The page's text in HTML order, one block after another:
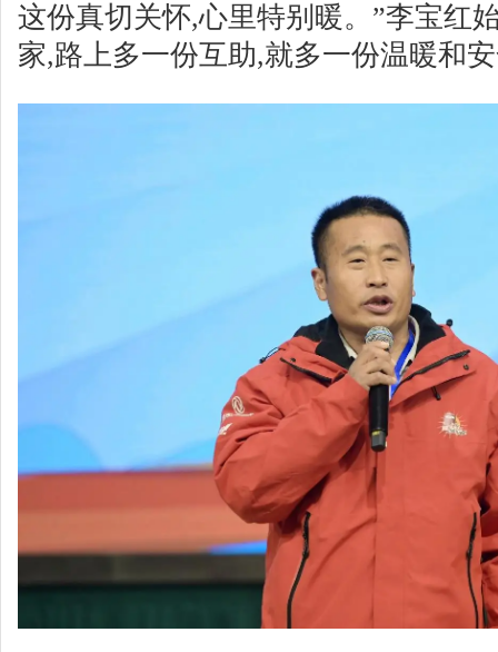
这份真切关怀,心里特别暖。”李宝红
家,路上多一份互助,就多一份温暖和